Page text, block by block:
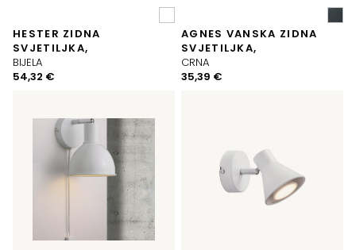
HESTER ZIDNA
SVJETILJKA,
BIJELA
54,32 €
AGNES VANSKA ZIDNA
SVJETILJKA,
CRNA
35,39 €